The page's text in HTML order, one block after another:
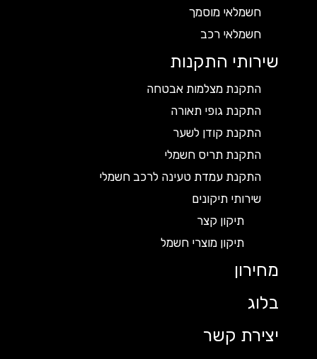
חשמלאי מוסמך
חשמלאי רכב
שירותי התקנות
התקנת מצלמות אבטחה
התקנת גופי תאורה
התקנת קודן לשער
התקנת תריס חשמלי
התקנת עמדת טעינה לרכב חשמלי
שירותי תיקונים
תיקון קצר
תיקון מוצרי חשמל
מחירון
בלוג
יצירת קשר